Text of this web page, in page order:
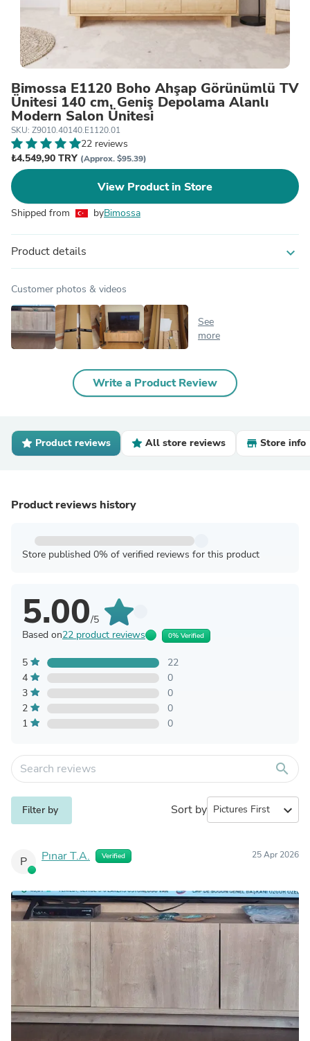
Bimossa E1120 Boho Ahşap Görünümlü TV
Ünitesi 140 cm, Geniş Depolama Alanlı
Modern Salon Ünitesi
SKU: Z9010.40140.E1120.01
22 reviews
₺4.549,90 TRY (Approx. $95.39)
View Product in Store
Shipped from byBimossa
Product details expand_more
Customer photos & videos
See
more
Write a Product Review
Product reviews All store reviews Store info
Product reviews history
Store published 0% of verified reviews for this product
5.00/5
Based on22 product reviews 0% Verified
5
22
4
0
3
0
2
0
1
0
search
Filter by Sort by expand_more
P Pınar T.A. Verified 25 Apr 2026